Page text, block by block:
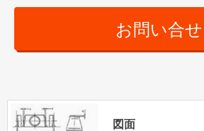
お問い合せ
図面